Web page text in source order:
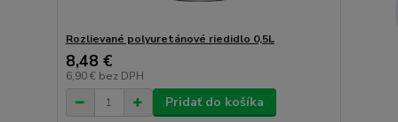
Rozlievané polyuretánové riedidlo 0,5L
8,48 €
6,90 € bez DPH
Pridať do košíka